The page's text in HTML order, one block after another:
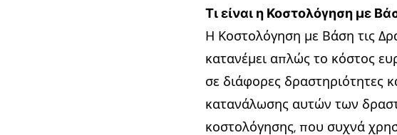
Τι είναι η Κοστολόγηση με
Η Κοστολόγηση με Βάση τις
κατανέμει απλώς το κόστος
σε διάφορες δραστηριότητες
κατανάλωσης αυτών των
κοστολόγησης, που συχνά